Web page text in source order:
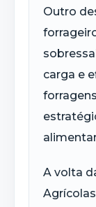
Outro
carga e
A volta